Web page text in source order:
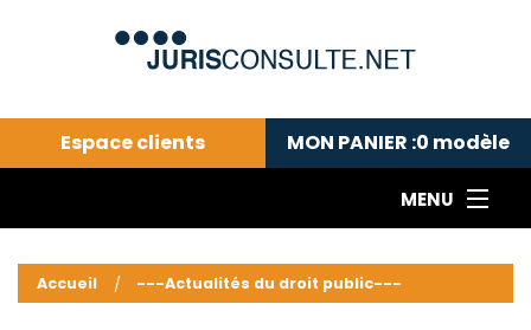
Espace clients MON PANIER :0 modèle
MENU
---Actualités du droit public---
Droit pénal---
Accueil ---Actualités du droit public---